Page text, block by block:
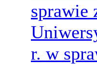
sprawie
r. w